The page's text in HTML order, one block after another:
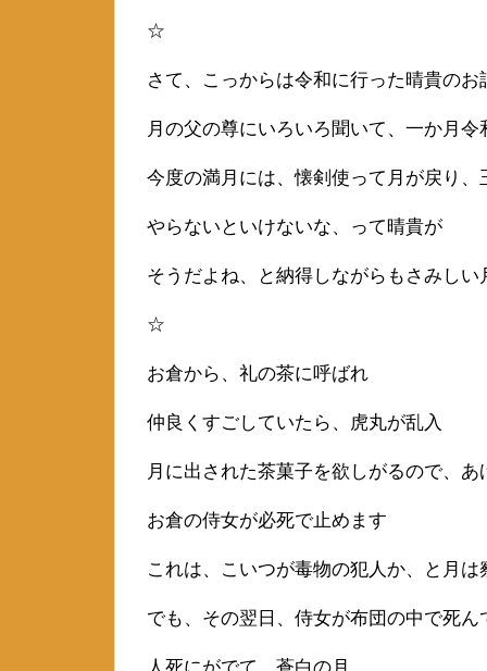
☆
さて、こっからは令和に行った晴貴のお
月の父の尊にいろいろ聞いて、一か月令
今度の満月には、懐剣使って月が戻り
やらないといけないな、って晴貴が
そうだよね、と納得しながらもさみしい
☆
お倉から、礼の茶に呼ばれ
仲良くすごしていたら、虎丸が乱入
月に出された茶菓子を欲しがるので、あ
お倉の侍女が必死で止めます
これは、こいつが毒物の犯人か、と月は
でも、その翌日、侍女が布団の中で死ん